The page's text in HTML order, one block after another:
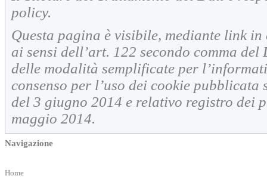
policy.
Questa pagina è visibile, mediante link
ai sensi dell’art. 122 secondo comma
delle modalità semplificate per
consenso per l’uso dei cookie
del 3 giugno 2014 e relativo registro dei
maggio 2014.
Navigazione
Home